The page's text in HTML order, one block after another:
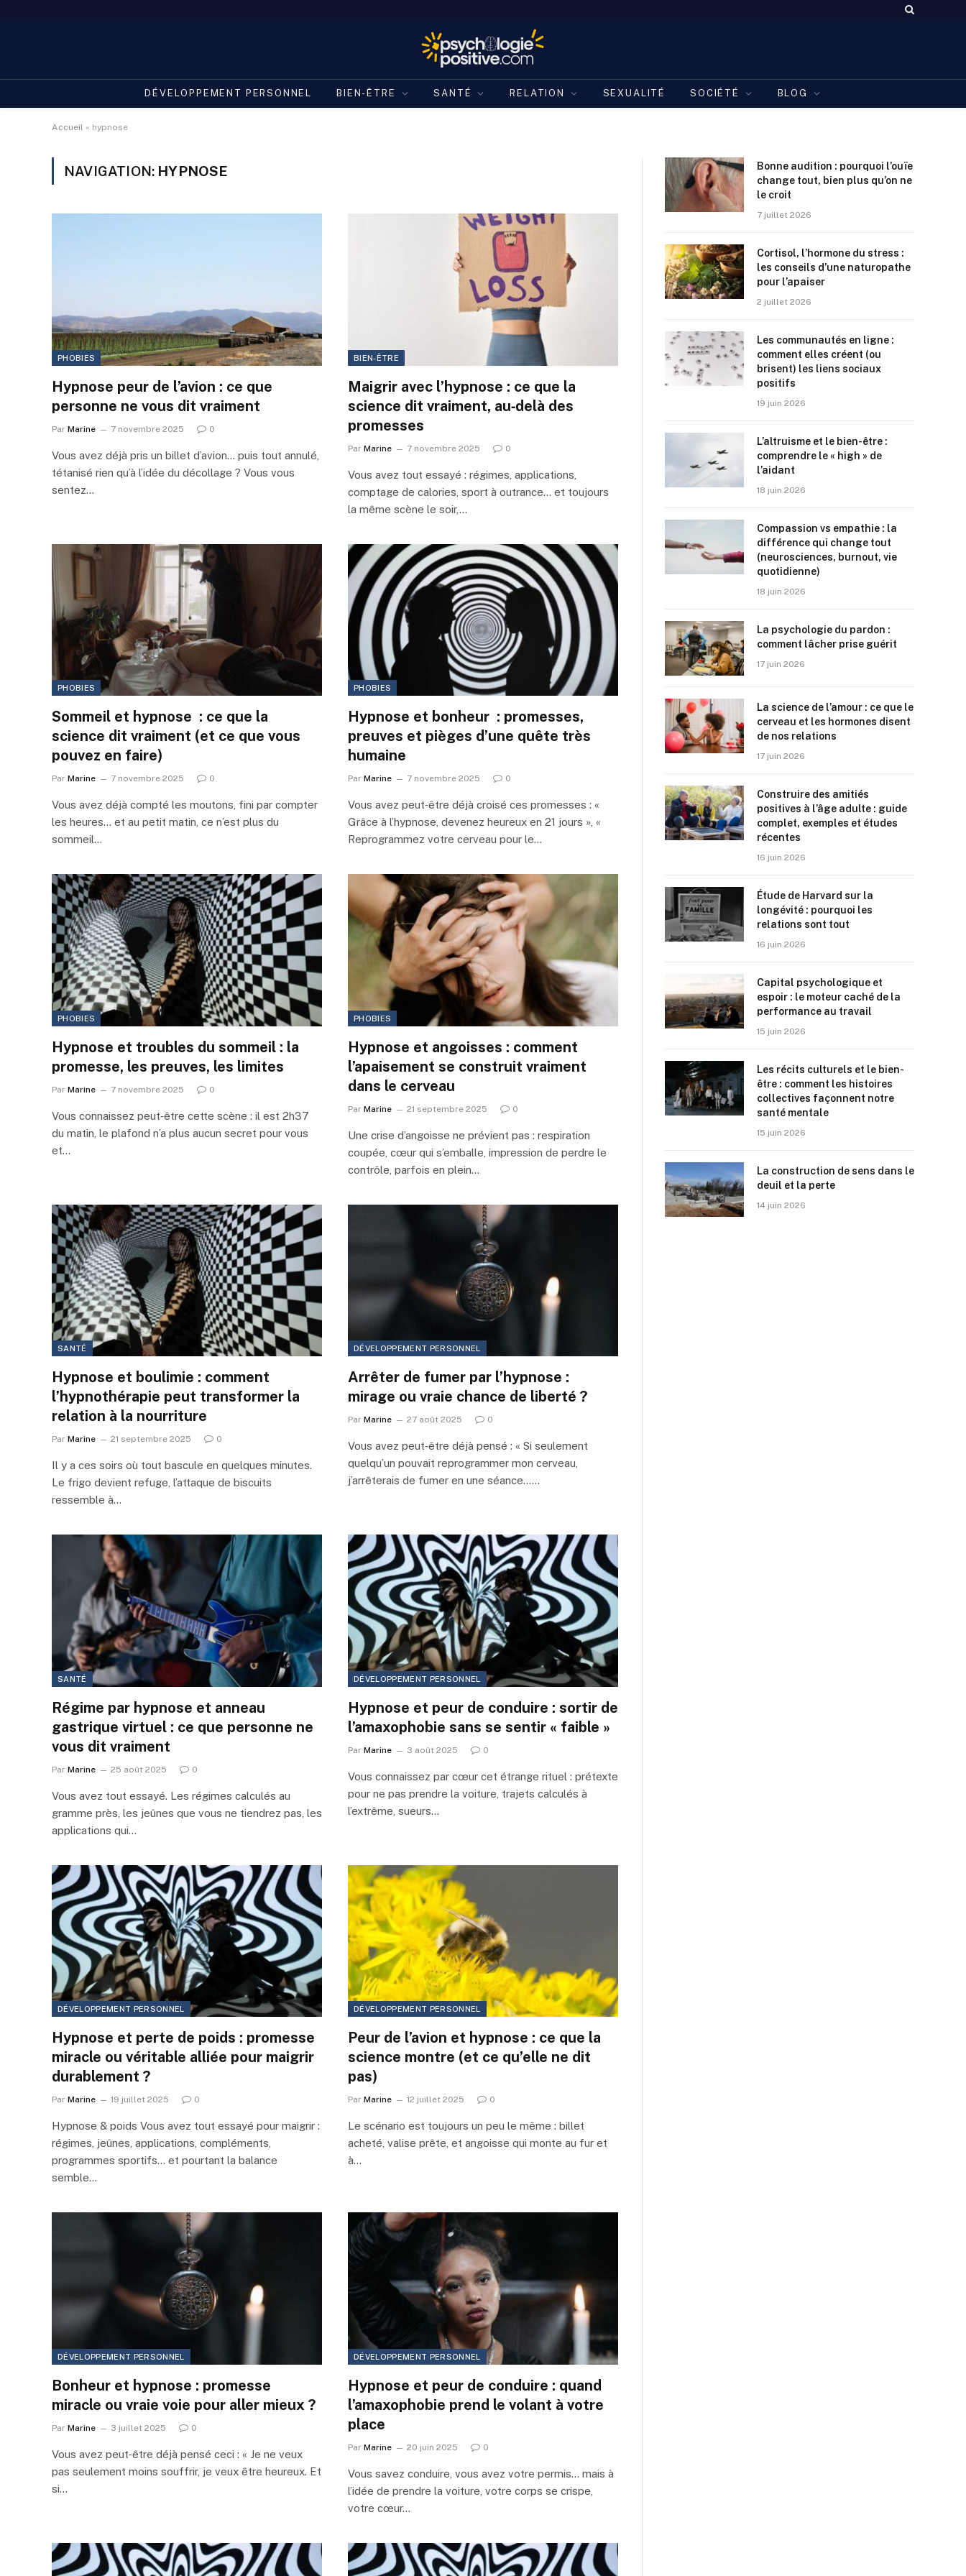
DÉVELOPPEMENT PERSONNEL BIEN-ÊTRE SANTÉ RELATION SEXUALITÉ SOCIÉTÉ BLOG
Accueil » hypnose
NAVIGATION: HYPNOSE
PHOBIES
Hypnose peur de l’avion : ce que
personne ne vous dit vraiment
Par Marine 7 novembre 2025 0
Vous avez déjà pris un billet d’avion… puis tout annulé,
tétanisé rien qu’à l’idée du décollage ? Vous vous
sentez…
BIEN-ÊTRE
Maigrir avec l’hypnose : ce que la
science dit vraiment, au‑delà des
promesses
Par Marine 7 novembre 2025 0
Vous avez tout essayé : régimes, applications,
comptage de calories, sport à outrance… et toujours
la même scène le soir,…
PHOBIES
Sommeil et hypnose : ce que la
science dit vraiment (et ce que vous
pouvez en faire)
Par Marine 7 novembre 2025 0
Vous avez déjà compté les moutons, fini par compter
les heures… et au petit matin, ce n’est plus du
sommeil…
PHOBIES
Hypnose et bonheur : promesses,
preuves et pièges d’une quête très
humaine
Par Marine 7 novembre 2025 0
Vous avez peut‑être déjà croisé ces promesses : «
Grâce à l’hypnose, devenez heureux en 21 jours », «
Reprogrammez votre cerveau pour le…
PHOBIES
Hypnose et troubles du sommeil : la
promesse, les preuves, les limites
Par Marine 7 novembre 2025 0
Vous connaissez peut‑être cette scène : il est 2h37
du matin, le plafond n’a plus aucun secret pour vous
et…
PHOBIES
Hypnose et angoisses : comment
l’apaisement se construit vraiment
dans le cerveau
Par Marine 21 septembre 2025 0
Une crise d’angoisse ne prévient pas : respiration
coupée, cœur qui s’emballe, impression de perdre le
contrôle, parfois en plein…
SANTÉ
Hypnose et boulimie : comment
l’hypnothérapie peut transformer la
relation à la nourriture
Par Marine 21 septembre 2025 0
Il y a ces soirs où tout bascule en quelques minutes.
Le frigo devient refuge, l’attaque de biscuits
ressemble à…
DÉVELOPPEMENT PERSONNEL
Arrêter de fumer par l’hypnose :
mirage ou vraie chance de liberté ?
Par Marine 27 août 2025 0
Vous avez peut‑être déjà pensé : « Si seulement
quelqu’un pouvait reprogrammer mon cerveau,
j’arrêterais de fumer en une séance……
SANTÉ
Régime par hypnose et anneau
gastrique virtuel : ce que personne ne
vous dit vraiment
Par Marine 25 août 2025 0
Vous avez tout essayé. Les régimes calculés au
gramme près, les jeûnes que vous ne tiendrez pas, les
applications qui…
DÉVELOPPEMENT PERSONNEL
Hypnose et peur de conduire : sortir de
l’amaxophobie sans se sentir « faible »
Par Marine 3 août 2025 0
Vous connaissez par cœur cet étrange rituel : prétexte
pour ne pas prendre la voiture, trajets calculés à
l’extrême, sueurs…
DÉVELOPPEMENT PERSONNEL
Hypnose et perte de poids : promesse
miracle ou véritable alliée pour maigrir
durablement ?
Par Marine 19 juillet 2025 0
Hypnose & poids Vous avez tout essayé pour maigrir :
régimes, jeûnes, applications, compléments,
programmes sportifs… et pourtant la balance
semble…
DÉVELOPPEMENT PERSONNEL
Peur de l’avion et hypnose : ce que la
science montre (et ce qu’elle ne dit
pas)
Par Marine 12 juillet 2025 0
Le scénario est toujours un peu le même : billet
acheté, valise prête, et angoisse qui monte au fur et
à…
DÉVELOPPEMENT PERSONNEL
Bonheur et hypnose : promesse
miracle ou vraie voie pour aller mieux ?
Par Marine 3 juillet 2025 0
Vous avez peut‑être déjà pensé ceci : « Je ne veux
pas seulement moins souffrir, je veux être heureux. Et
si…
DÉVELOPPEMENT PERSONNEL
Hypnose et peur de conduire : quand
l’amaxophobie prend le volant à votre
place
Par Marine 20 juin 2025 0
Vous savez conduire, vous avez votre permis… mais à
l’idée de prendre la voiture, votre corps se crispe,
votre cœur…
Bonne audition : pourquoi l’ouïe
change tout, bien plus qu’on ne
le croit
7 juillet 2026
Cortisol, l’hormone du stress :
les conseils d’une naturopathe
pour l’apaiser
2 juillet 2026
Les communautés en ligne :
comment elles créent (ou
brisent) les liens sociaux
positifs
19 juin 2026
L’altruisme et le bien-être :
comprendre le « high » de
l’aidant
18 juin 2026
Compassion vs empathie : la
différence qui change tout
(neurosciences, burnout, vie
quotidienne)
18 juin 2026
La psychologie du pardon :
comment lâcher prise guérit
17 juin 2026
La science de l’amour : ce que le
cerveau et les hormones disent
de nos relations
17 juin 2026
Construire des amitiés
positives à l’âge adulte : guide
complet, exemples et études
récentes
16 juin 2026
Étude de Harvard sur la
longévité : pourquoi les
relations sont tout
16 juin 2026
Capital psychologique et
espoir : le moteur caché de la
performance au travail
15 juin 2026
Les récits culturels et le bien-
être : comment les histoires
collectives façonnent notre
santé mentale
15 juin 2026
La construction de sens dans le
deuil et la perte
14 juin 2026